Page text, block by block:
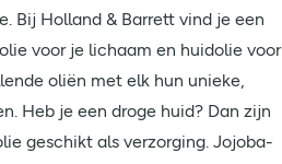
Bij Holland & Barrett vind je een
voor je lichaam en huidolie voor
oliën met elk hun unieke,
Heb je een droge huid? Dan zijn
geschikt als verzorging. Jojoba-